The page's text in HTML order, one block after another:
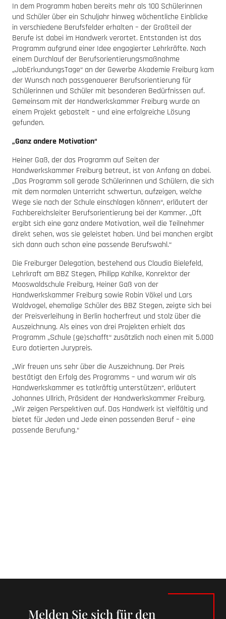
In dem Programm haben bereits mehr als 100 Schülerinnen
und Schüler über ein Schuljahr hinweg wöchentliche Einblicke
in verschiedene Berufsfelder erhalten – der Großteil der
Berufe ist dabei im Handwerk verortet. Entstanden ist das
Programm aufgrund einer Idee engagierter Lehrkräfte. Nach
einem Durchlauf der Berufsorientierungsmaßnahme
„JobErkundungsTage“ an der Gewerbe Akademie Freiburg kam
der Wunsch nach passgenauerer Berufsorientierung für
Schülerinnen und Schüler mit besonderen Bedürfnissen auf.
Gemeinsam mit der Handwerkskammer Freiburg wurde an
einem Projekt gebastelt – und eine erfolgreiche Lösung
gefunden.
„Ganz andere Motivation“
Heiner Gaß, der das Programm auf Seiten der
Handwerkskammer Freiburg betreut, ist von Anfang an dabei.
„Das Programm soll gerade Schülerinnen und Schülern, die sich
mit dem normalen Unterricht schwertun, aufzeigen, welche
Wege sie nach der Schule einschlagen können“, erläutert der
Fachbereichsleiter Berufsorientierung bei der Kammer. „Oft
ergibt sich eine ganz andere Motivation, weil die Teilnehmer
direkt sehen, was sie geleistet haben. Und bei manchen ergibt
sich dann auch schon eine passende Berufswahl.“
Die Freiburger Delegation, bestehend aus Claudia Bielefeld,
Lehrkraft am BBZ Stegen, Philipp Kahlke, Konrektor der
Mooswaldschule Freiburg, Heiner Gaß von der
Handwerkskammer Freiburg sowie Robin Vökel und Lars
Waldvogel, ehemalige Schüler des BBZ Stegen, zeigte sich bei
der Preisverleihung in Berlin hocherfreut und stolz über die
Auszeichnung. Als eines von drei Projekten erhielt das
Programm „Schule (ge)schafft“ zusätzlich noch einen mit 5.000
Euro dotierten Jurypreis.
„Wir freuen uns sehr über die Auszeichnung. Der Preis
bestätigt den Erfolg des Programms – und warum wir als
Handwerkskammer es tatkräftig unterstützen“, erläutert
Johannes Ullrich, Präsident der Handwerkskammer Freiburg.
„Wir zeigen Perspektiven auf. Das Handwerk ist vielfältig und
bietet für Jeden und Jede einen passenden Beruf – eine
passende Berufung.“
Melden Sie sich für den